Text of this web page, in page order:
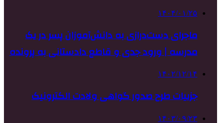
۱۴۰۴/۰۱/۲۵
ماجرای دست‌درازی به دانش‌آموزان پسر در یک
مدرسه | ورود جدی و قاطع دادستانی به پرونده
۱۴۰۲/۱۲/۱۴
جزییات طرح صدور گواهی ولادت الکترونیک
۱۴۰۳/۰۹/۲۳